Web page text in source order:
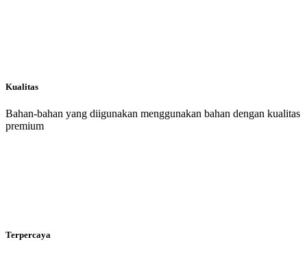
Kualitas
Bahan-bahan yang diigunakan menggunakan bahan dengan kualitas
premium
Terpercaya